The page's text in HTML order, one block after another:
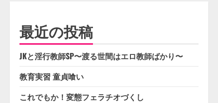
最近の投稿
JKと淫行教師SP〜渡る世間はエロ教師ばかり〜
教育実習 童貞喰い
これでもか！変態フェラチオづくし